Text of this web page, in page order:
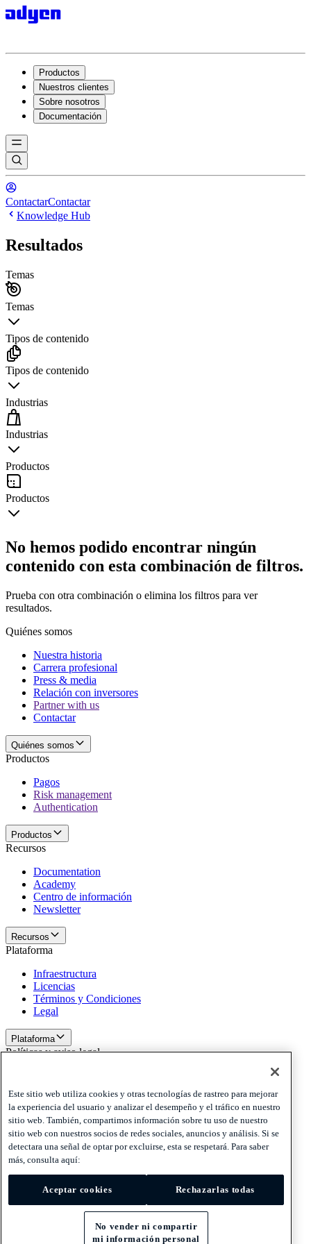
Productos
Nuestros clientes
Sobre nosotros
Documentación
ContactarContactar
Knowledge Hub
Resultados
Temas
Temas
Tipos de contenido
Tipos de contenido
Industrias
Industrias
Productos
Productos
No hemos podido encontrar ningún
contenido con esta combinación de filtros.
Prueba con otra combinación o elimina los filtros para ver
resultados.
Quiénes somos
Nuestra historia
Carrera profesional
Press & media
Relación con inversores
Partner with us
Contactar
Quiénes somos
Productos
Pagos
Risk management
Authentication
Productos
Recursos
Documentation
Academy
Centro de información
Newsletter
Recursos
Plataforma
Infraestructura
Licencias
Términos y Condiciones
Legal
Plataforma
Políticas y aviso legal
Cookies
Disclaimer
Políticas y aviso legal
Suscríbete a nuestra newsletter
Suscríbete a nuestra
newsletterSuscríbete a nuestra newsletter
Privacy
Cookies
Disclaimer
Este sitio web utiliza cookies y otras tecnologías de rastreo para mejorar
la experiencia del usuario y analizar el desempeño y el tráfico en nuestro
sitio web. También, compartimos información sobre tu uso de nuestro
sitio web con nuestros socios de redes sociales, anuncios y análisis. Si se
detectara una señal de optar por excluirse, esta se respetará. Para saber
más, consulta aquí:
Aceptar cookies Rechazarlas todas
No vender ni compartir
mi información personal